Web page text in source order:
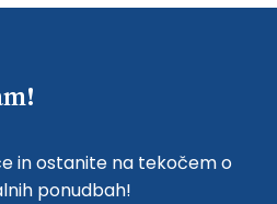
in ostanite na tekočem o
ponudbah!